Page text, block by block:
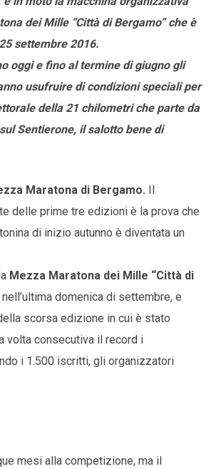
dei Mille “Città di Bergamo” che è
settembre 2016.
oggi e fino al termine di giugno gli
usufruire di condizioni speciali per
della 21 chilometri che parte da
Sentierone, il salotto bene di
Maratona di Bergamo.
delle prime tre edizioni è la prova che
di inizio autunno è diventata un
Mezza Maratona dei Mille “Città di
domenica di settembre, e
scorsa edizione in cui è stato
volta consecutiva il record i
i 1.500 iscritti, gli organizzatori
mesi alla competizione, ma il